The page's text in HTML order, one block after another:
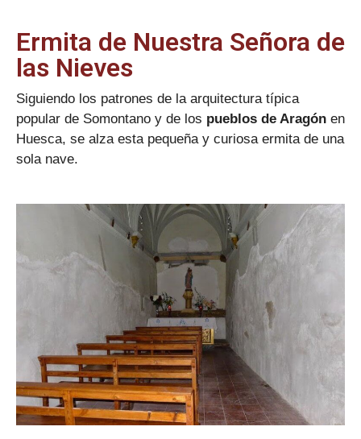
Ermita de Nuestra Señora de
las Nieves
Siguiendo los patrones de la arquitectura típica
popular de Somontano y de los pueblos de Aragón en
Huesca, se alza esta pequeña y curiosa ermita de una
sola nave.